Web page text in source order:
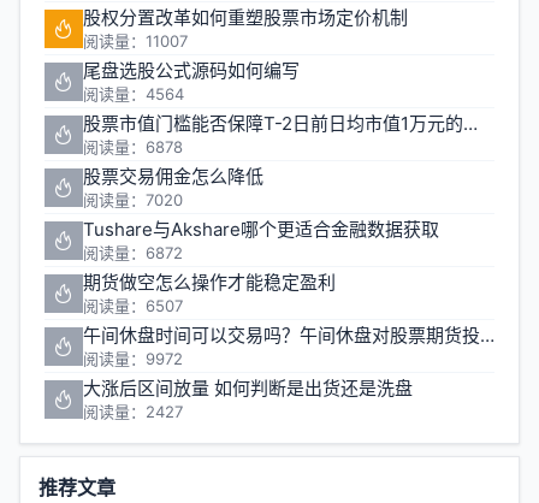
股权分置改革如何重塑股票市场定价机制
阅读量：11007
尾盘选股公式源码如何编写
阅读量：4564
股票市值门槛能否保障T-2日前日均市值1万元的投资安全
阅读量：6878
股票交易佣金怎么降低
阅读量：7020
Tushare与Akshare哪个更适合金融数据获取
阅读量：6872
期货做空怎么操作才能稳定盈利
阅读量：6507
午间休盘时间可以交易吗？午间休盘对股票期货投资有什么影响
阅读量：9972
大涨后区间放量 如何判断是出货还是洗盘
阅读量：2427
推荐文章